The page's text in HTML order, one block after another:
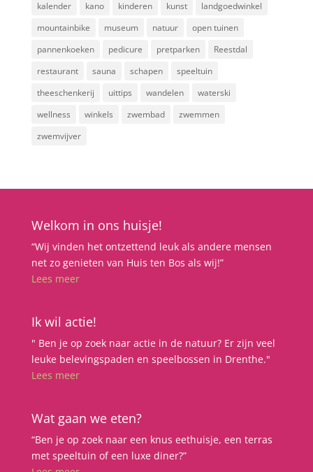
kalender
kano kinderen kunst
landgoedwinkel
mountainbike
museum natuur
open tuinen
pannenkoeken
pedicure pretparken
Reestdal
restaurant
sauna schapen
speeltuin
theeschenkerij
uittips wandelen
waterski
wellness
winkels zwembad
zwemmen
zwemvijver
Welkom in ons huisje!
“Wij vinden het ontzettend leuk als andere mensen
net zo genieten van Huis ten Bos als wij!”
Lees meer
Ik wil actie!
" Ben je op zoek naar actie in de natuur? Er zijn veel
leuke belevingspaden en speelbossen in Drenthe."
Lees meer
Wat gaan we eten?
“Ben je op zoek naar een knus eethuisje, een terras
met speeltuin of een luxe diner?”